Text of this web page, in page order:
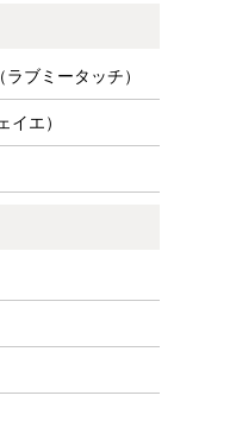
ブミータッチ）
イエ）